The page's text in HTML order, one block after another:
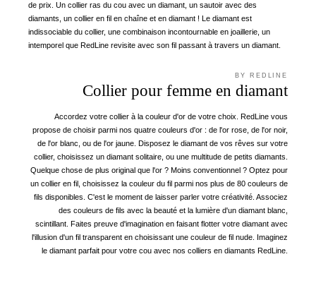
de prix. Un collier ras du cou avec un diamant, un sautoir avec des
diamants, un collier en fil en chaîne et en diamant ! Le diamant est
indissociable du collier, une combinaison incontournable en joaillerie, un
intemporel que RedLine revisite avec son fil passant à travers un diamant.
BY REDLINE
Collier pour femme en diamant
Accordez votre collier à la couleur d'or de votre choix. RedLine vous
propose de choisir parmi nos quatre couleurs d'or : de l'or rose, de l'or noir,
de l'or blanc, ou de l'or jaune. Disposez le diamant de vos rêves sur votre
collier, choisissez un diamant solitaire, ou une multitude de petits diamants.
Quelque chose de plus original que l'or ? Moins conventionnel ? Optez pour
un collier en fil, choisissez la couleur du fil parmi nos plus de 80 couleurs de
fils disponibles. C'est le moment de laisser parler votre créativité. Associez
des couleurs de fils avec la beauté et la lumière d'un diamant blanc,
scintillant. Faites preuve d'imagination en faisant flotter votre diamant avec
l'illusion d'un fil transparent en choisissant une couleur de fil nude. Imaginez
le diamant parfait pour votre cou avec nos colliers en diamants RedLine.